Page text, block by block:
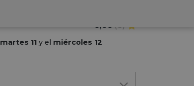
0,00 (0)
martes 11 y el miércoles 12